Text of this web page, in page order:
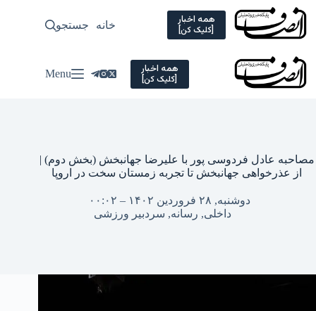
Skip
content
همه اخبار
[کلیک کن] خانه سیاسی
جستجو
همه اخبار
[کلیک کن] Menu
مصاحبه عادل فردوسی پور با علیرضا جهانبخش (بخش دوم) |
از عذرخواهی جهانبخش تا تجربه زمستان سخت در اروپا
دوشنبه, ۲۸ فروردین ۱۴۰۲ – ۰۰:۰۲
داخلی, رسانه, سردبیر ورزشی